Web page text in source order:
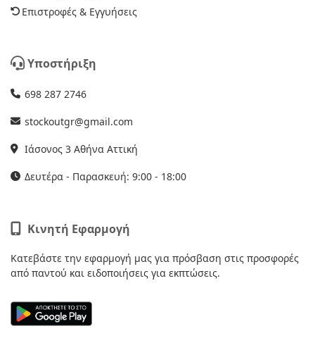
Επιστροφές & Εγγυήσεις
Υποστήριξη
698 287 2746
stockoutgr@gmail.com
Ιάσονος 3 Αθήνα Αττική
Δευτέρα - Παρασκευή: 9:00 - 18:00
Κινητή Εφαρμογή
Κατεβάστε την εφαρμογή μας για πρόσβαση στις προσφορές
από παντού και ειδοποιήσεις για εκπτώσεις.